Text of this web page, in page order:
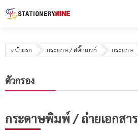
หน้าแรก กระดาษ / สติ๊กเกอร์ กระดาษ
กระดาษพิมพ์ / ถ่ายเอกสาร
ตัวกรอง